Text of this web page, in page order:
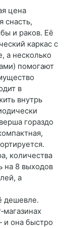
цена
снасть,
и раков. Её
каркас с
а несколько
помогают
в
внутрь
гораздо
количества
на 8 выходов
а
дешевле.
и она быстро